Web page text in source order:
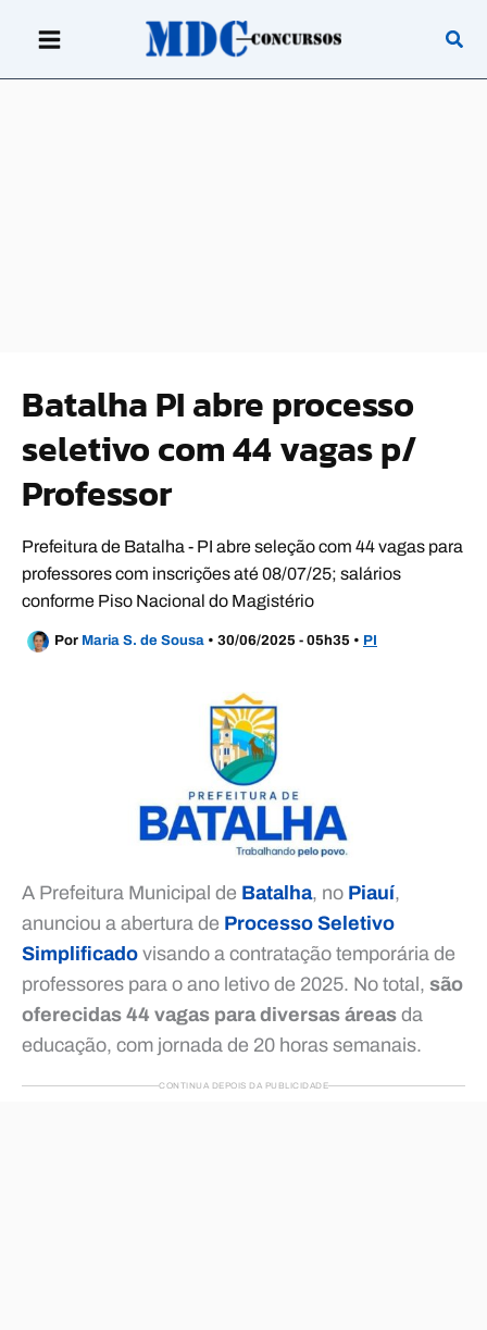
Batalha PI abre processo
seletivo com 44 vagas p/
Professor
Prefeitura de Batalha - PI abre seleção com 44 vagas para
professores com inscrições até 08/07/25; salários
conforme Piso Nacional do Magistério
Por Maria S. de Sousa • 30/06/2025 - 05h35 • PI
A Prefeitura Municipal de Batalha, no Piauí,
anunciou a abertura de Processo Seletivo
Simplificado visando a contratação temporária de
professores para o ano letivo de 2025. No total, são
oferecidas 44 vagas para diversas áreas da
educação, com jornada de 20 horas semanais.
CONTINUA DEPOIS DA PUBLICIDADE